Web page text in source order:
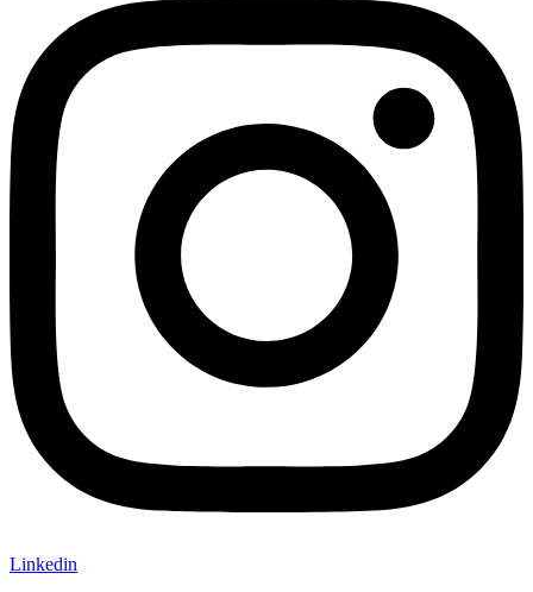
Linkedin